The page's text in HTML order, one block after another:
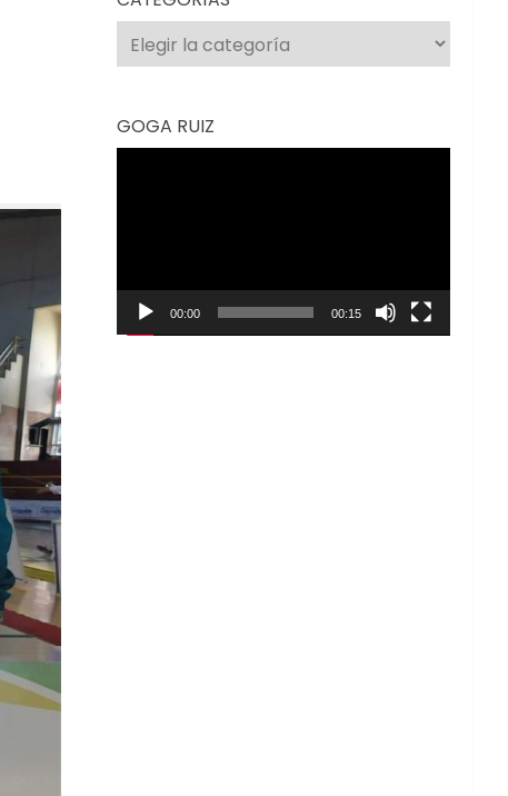
Categorías
GOGA RUIZ
00:00 00:15